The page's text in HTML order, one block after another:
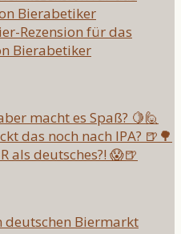
Bierabetiker
Rezension für das
Bierabetiker
macht es Spaß? 🍋🙋
das noch nach IPA? 🍺🌳
als deutsches?! 😱🍺
deutschen Biermarkt